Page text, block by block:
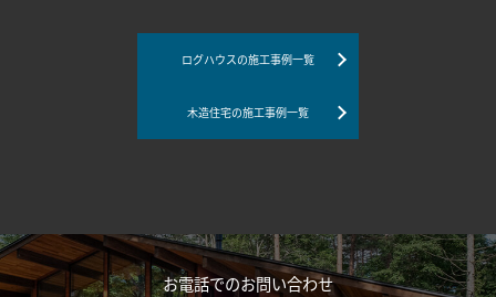
ログハウスの施工事例一覧
木造住宅の施工事例一覧
お電話でのお問い合わせ